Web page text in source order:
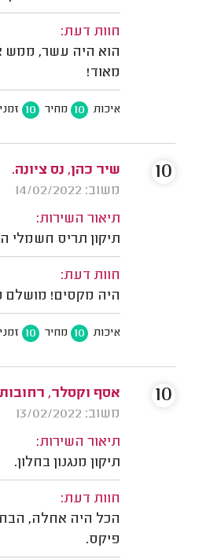
חוות דעת:
הוא היה עשר, ממש
מאוד!
איכות 10 מחיר 10
שיר כהן, נס ציונה.
משוב: 14/02/2022
תיאור השירות:
תיקון תריס חשמלי
חוות דעת:
היה מקסים! מושלם
איכות 10 מחיר 10
10
אסף וקסלר,
משוב: 13/02/2022
תיאור השירות:
תיקון מנגנון בחלון.
חוות דעת:
הכל היה אחלה,
פיקס.
10